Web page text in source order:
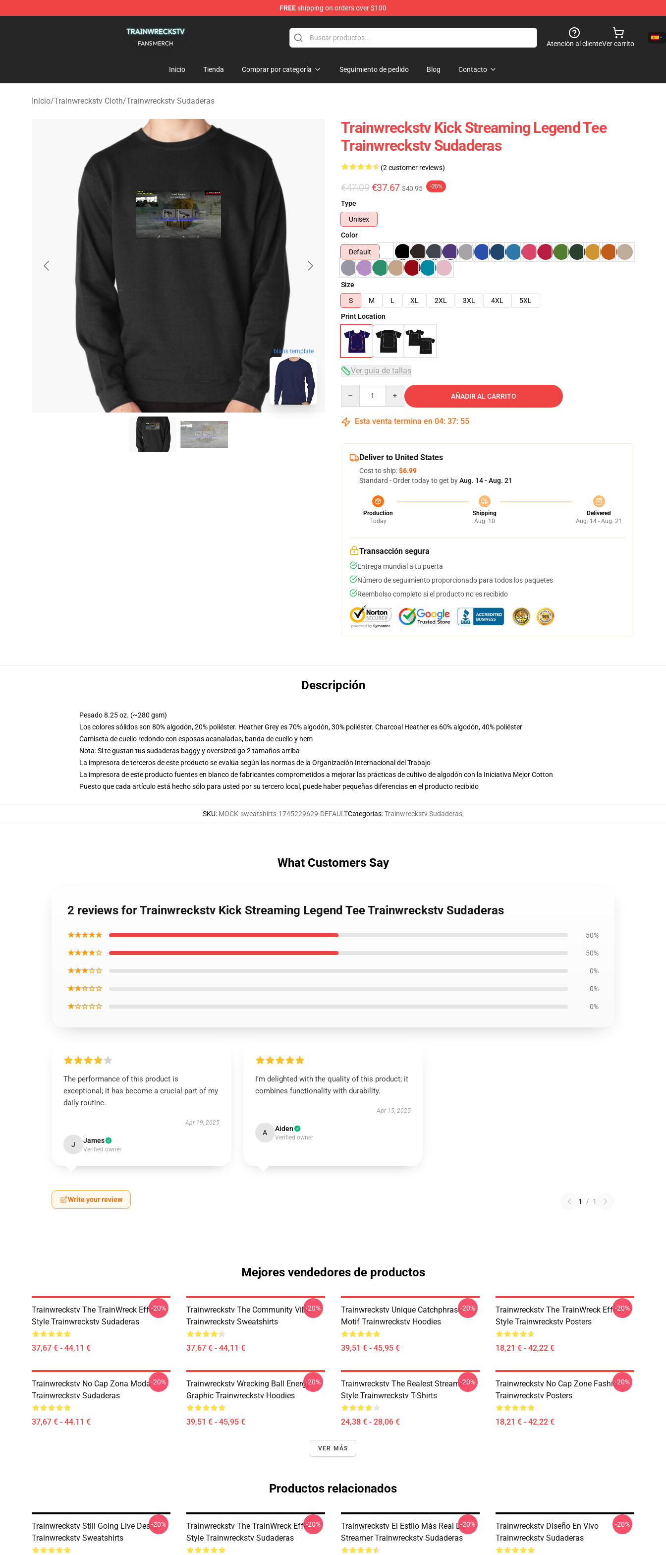
FREEshipping on orders over $100
Atención al clienteVer carrito
Inicio Tienda Comprar por categoría Seguimiento de pedido Blog Contacto
Inicio/Trainwreckstv Cloth/Trainwreckstv Sudaderas
blank template
Trainwreckstv Kick Streaming Legend Tee
Trainwreckstv Sudaderas
(2 customer reviews)
€47.09 €37.67 $40.95 -20%
Type
Unisex
Color
Default
Size
S
M L XL 2XL 3XL 4XL
5XL
Print Location
Ver guía de tallas
AÑADIR AL CARRITO
Esta venta termina en 04: 37: 54
Deliver to United States
Cost to ship:$6.99
Standard - Order today to get byAug. 14 - Aug. 21
Production
Today
Shipping
Aug. 10
Delivered
Aug. 14 - Aug. 21
Transacción segura
Entrega mundial a tu puerta
Número de seguimiento proporcionado para todos los paquetes
Reembolso completo si el producto no es recibido
Descripción
Pesado 8.25 oz. (~280 gsm)
Los colores sólidos son 80% algodón, 20% poliéster. Heather Grey es 70% algodón, 30% poliéster. Charcoal Heather es 60% algodón, 40% poliéster
Camiseta de cuello redondo con esposas acanaladas, banda de cuello y hem
Nota: Si te gustan tus sudaderas baggy y oversized go 2 tamaños arriba
La impresora de terceros de este producto se evalúa según las normas de la Organización Internacional del Trabajo
La impresora de este producto fuentes en blanco de fabricantes comprometidos a mejorar las prácticas de cultivo de algodón con la Iniciativa Mejor Cotton
Puesto que cada artículo está hecho sólo para usted por su tercero local, puede haber pequeñas diferencias en el producto recibido
SKU: MOCK-sweatshirts-1745229629-DEFAULTCategorías:Trainwreckstv Sudaderas,
What Customers Say
2 reviews for Trainwreckstv Kick Streaming Legend Tee Trainwreckstv Sudaderas
★★★★★ 50%
★★★★☆ 50%
★★★☆☆ 0%
★★☆☆☆ 0%
★☆☆☆☆ 0%
The performance of this product is
exceptional; it has become a crucial part of my
daily routine.
Apr 19, 2025
J James
Verified owner
I’m delighted with the quality of this product; it
combines functionality with durability.
Apr 15, 2025
A Aiden
Verified owner
Write your review 1 / 1
Mejores vendedores de productos
Trainwreckstv The TrainWreck Effect
Style Trainwreckstv Sudaderas
37,67 € - 44,11 €
-20%
Trainwreckstv The Community Vibe
Trainwreckstv Sweatshirts
37,67 € - 44,11 €
-20%
Trainwreckstv Unique Catchphrase
Motif Trainwreckstv Hoodies
39,51 € - 45,95 €
-20%
Trainwreckstv The TrainWreck Effect
Style Trainwreckstv Posters
18,21 € - 42,22 €
-20%
Trainwreckstv No Cap Zona Moda
Trainwreckstv Sudaderas
37,67 € - 44,11 €
-20%
Trainwreckstv Wrecking Ball Energy
Graphic Trainwreckstv Hoodies
39,51 € - 45,95 €
-20%
Trainwreckstv The Realest Streamer
Style Trainwreckstv T-Shirts
24,38 € - 28,06 €
-20%
Trainwreckstv No Cap Zone Fashion
Trainwreckstv Posters
18,21 € - 42,22 €
-20%
VER MÁS
Productos relacionados
Trainwreckstv Still Going Live Design
Trainwreckstv Sweatshirts
-20%
Trainwreckstv The TrainWreck Effect
Style Trainwreckstv Sudaderas
-20%
Trainwreckstv El Estilo Más Real De
Streamer Trainwreckstv Sudaderas
-20%
Trainwreckstv Diseño En Vivo
Trainwreckstv Sudaderas
-20%